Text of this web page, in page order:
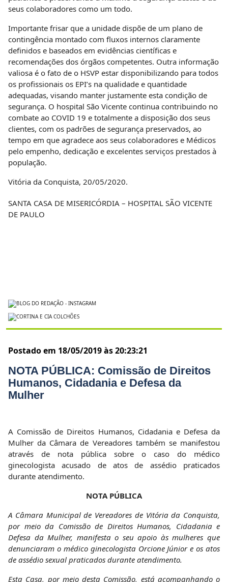
seus colaboradores como um todo.
Importante frisar que a unidade dispõe de um plano de
contingência montado com fluxos internos claramente
definidos e baseados em evidências científicas e
recomendações dos órgãos competentes. Outra informação
valiosa é o fato de o HSVP estar disponibilizando para todos
os profissionais os EPI’s na qualidade e quantidade
adequadas, visando manter justamente esta condição de
segurança. O hospital São Vicente continua contribuindo no
combate ao COVID 19 e totalmente a disposição dos seus
clientes, com os padrões de segurança preservados, ao
tempo em que agradece aos seus colaboradores e Médicos
pelo empenho, dedicação e excelentes serviços prestados à
população.
Vitória da Conquista, 20/05/2020.
SANTA CASA DE MISERICÓRDIA – HOSPITAL SÃO VICENTE
DE PAULO
Postado em 18/05/2019 às 20:23:21
NOTA PÚBLICA: Comissão de Direitos
Humanos, Cidadania e Defesa da
Mulher
A Comissão de Direitos Humanos, Cidadania e Defesa da
Mulher da Câmara de Vereadores também se manifestou
através de nota pública sobre o caso do médico
ginecologista acusado de atos de assédio praticados
durante atendimento.
NOTA PÚBLICA
A Câmara Municipal de Vereadores de Vitória da Conquista,
por meio da Comissão de Direitos Humanos, Cidadania e
Defesa da Mulher, manifesta o seu apoio às mulheres que
denunciaram o médico ginecologista Orcione Júnior e os atos
de assédio sexual praticados durante atendimento.
Esta Casa, por meio desta Comissão, está acompanhando o